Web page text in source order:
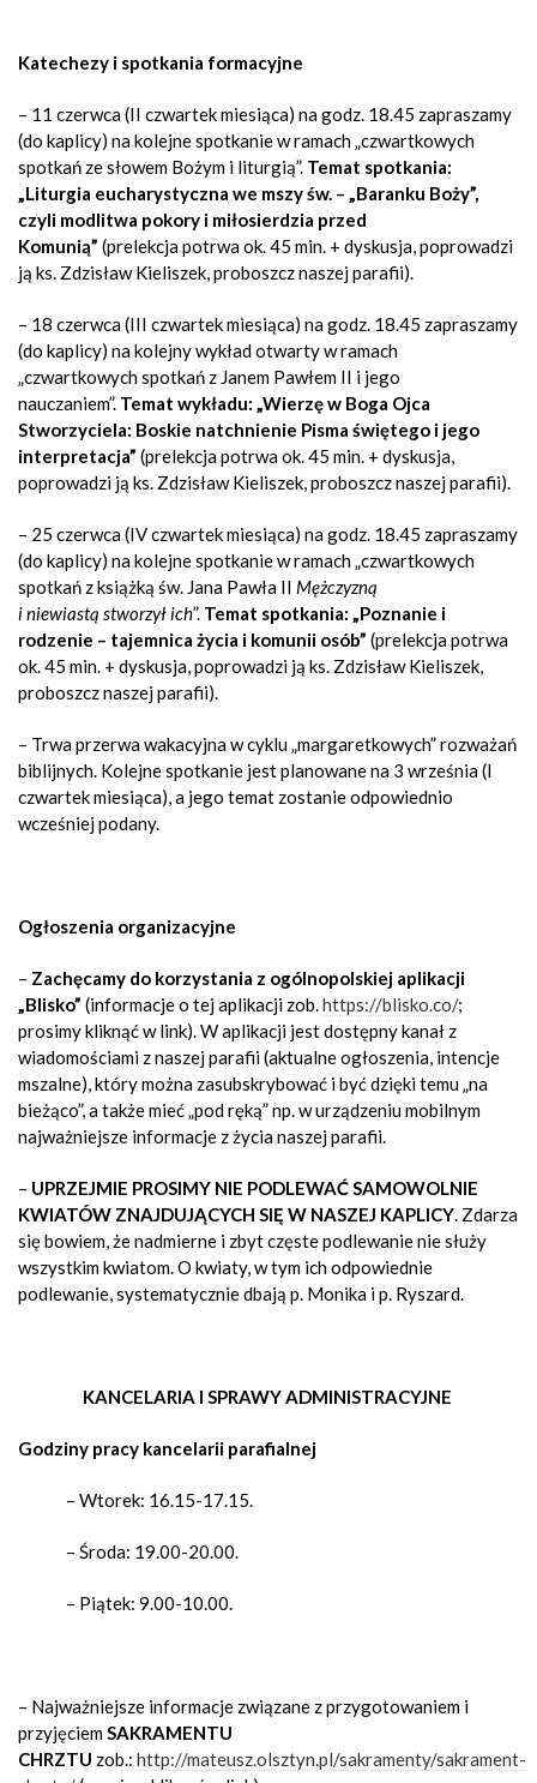
Katechezy i spotkania formacyjne
– 11 czerwca (II czwartek miesiąca) na godz. 18.45 zapraszamy
(do kaplicy) na kolejne spotkanie w ramach „czwartkowych
spotkań ze słowem Bożym i liturgią”. Temat spotkania:
„Liturgia eucharystyczna we mszy św. – „Baranku Boży”,
czyli modlitwa pokory i miłosierdzia przed
Komunią” (prelekcja potrwa ok. 45 min. + dyskusja, poprowadzi
ją ks. Zdzisław Kieliszek, proboszcz naszej parafii).
– 18 czerwca (III czwartek miesiąca) na godz. 18.45 zapraszamy
(do kaplicy) na kolejny wykład otwarty w ramach
„czwartkowych spotkań z Janem Pawłem II i jego
nauczaniem”. Temat wykładu: „Wierzę w Boga Ojca
Stworzyciela: Boskie natchnienie Pisma świętego i jego
interpretacja” (prelekcja potrwa ok. 45 min. + dyskusja,
poprowadzi ją ks. Zdzisław Kieliszek, proboszcz naszej parafii).
– 25 czerwca(IV czwartek miesiąca) na godz. 18.45 zapraszamy
(do kaplicy) na kolejne spotkanie w ramach „czwartkowych
spotkań z książką św. Jana Pawła II Mężczyzną
i niewiastą stworzył ich”. Temat spotkania: „Poznanie i
rodzenie – tajemnica życia i komunii osób” (prelekcja potrwa
ok. 45 min. + dyskusja, poprowadzi ją ks. Zdzisław Kieliszek,
proboszcz naszej parafii).
– Trwa przerwa wakacyjna w cyklu „margaretkowych” rozważań
biblijnych. Kolejne spotkanie jest planowane na 3 września (I
czwartek miesiąca), a jego temat zostanie odpowiednio
wcześniej podany.
Ogłoszenia organizacyjne
– Zachęcamy do korzystania z ogólnopolskiej aplikacji
„Blisko” (informacje o tej aplikacji zob.https://blisko.co/;
prosimy kliknąć w link). W aplikacji jest dostępny kanał z
wiadomościami z naszej parafii (aktualne ogłoszenia, intencje
mszalne), który można zasubskrybować i być dzięki temu „na
bieżąco”, a także mieć „pod ręką” np. w urządzeniu mobilnym
najważniejsze informacje z życia naszej parafii.
– UPRZEJMIE PROSIMY NIE PODLEWAĆ SAMOWOLNIE
KWIATÓW ZNAJDUJĄCYCH SIĘ W NASZEJ KAPLICY. Zdarza
się bowiem, że nadmierne i zbyt częste podlewanie nie służy
wszystkim kwiatom. O kwiaty, w tym ich odpowiednie
podlewanie, systematycznie dbają p. Monika i p. Ryszard.
KANCELARIA I SPRAWY ADMINISTRACYJNE
Godziny pracy kancelarii parafialnej
– Wtorek: 16.15-17.15.
– Środa: 19.00-20.00.
– Piątek: 9.00-10.00.
– Najważniejsze informacje związane z przygotowaniem i
przyjęciemSAKRAMENTU
CHRZTU zob.: http://mateusz.olsztyn.pl/sakramenty/sakrament-